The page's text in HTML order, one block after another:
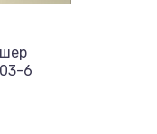
6